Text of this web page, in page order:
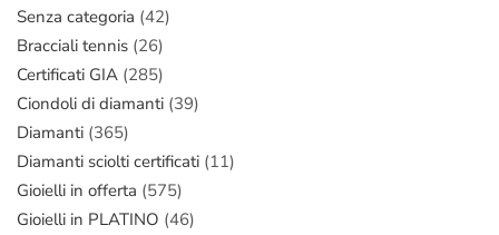
Senza categoria (42)
Bracciali tennis (26)
Certificati GIA (285)
Ciondoli di diamanti (39)
Diamanti (365)
Diamanti sciolti certificati (11)
Gioielli in offerta (575)
Gioielli in PLATINO (46)